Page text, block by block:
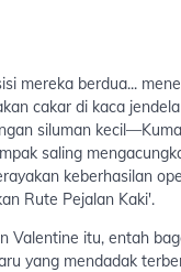
mereka berdua...
cakar di kaca
siluman
saling
keberhasilan
Rute Pejalan Kaki'.
Valentine itu, entah
yang mendadak